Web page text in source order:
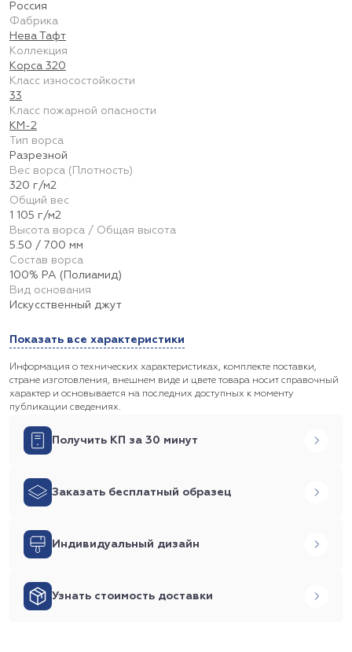
Россия
Фабрика
Нева Тафт
Коллекция
Корса 320
Класс износостойкости
33
Класс пожарной опасности
КМ-2
Тип ворса
Разрезной
Вес ворса (Плотность)
320 г/м2
Общий вес
1 105 г/м2
Высота ворса / Общая высота
5.50 / 7.00 мм
Состав ворса
100% PA (Полиамид)
Вид основания
Искусственный джут
Показать все характеристики
Информация о технических характеристиках, комплекте поставки,
стране изготовления, внешнем виде и цвете товара носит справочный
характер и основывается на последних доступных к моменту
публикации сведениях.
Получить КП за 30 минут
Заказать бесплатный образец
Индивидуальный дизайн
Узнать стоимость доставки